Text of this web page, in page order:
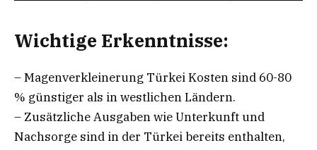
Wichtige Erkenntnisse:
– Magenverkleinerung Türkei Kosten sind 60-80
% günstiger als in westlichen Ländern.
– Zusätzliche Ausgaben wie Unterkunft und
Nachsorge sind in der Türkei bereits enthalten,